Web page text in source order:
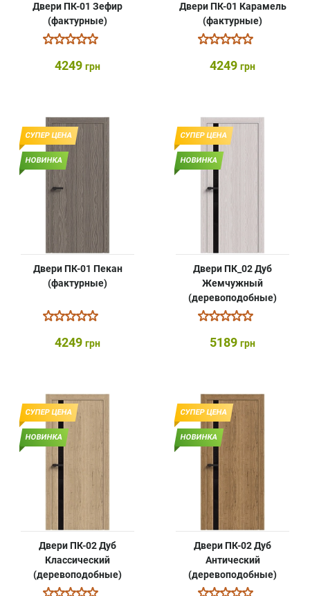
Двери ПК-01 Зефир
(фактурные)
4249 грн
Двери ПК-01 Карамель
(фактурные)
4249 грн
СУПЕР ЦЕНА
НОВИНКА
Двери ПК-01 Пекан
(фактурные)
4249 грн
СУПЕР ЦЕНА
НОВИНКА
Двери ПК_02 Дуб
Жемчужный
(деревоподобные)
5189 грн
СУПЕР ЦЕНА
НОВИНКА
Двери ПК-02 Дуб
Классический
(деревоподобные)
СУПЕР ЦЕНА
НОВИНКА
Двери ПК-02 Дуб
Антический
(деревоподобные)